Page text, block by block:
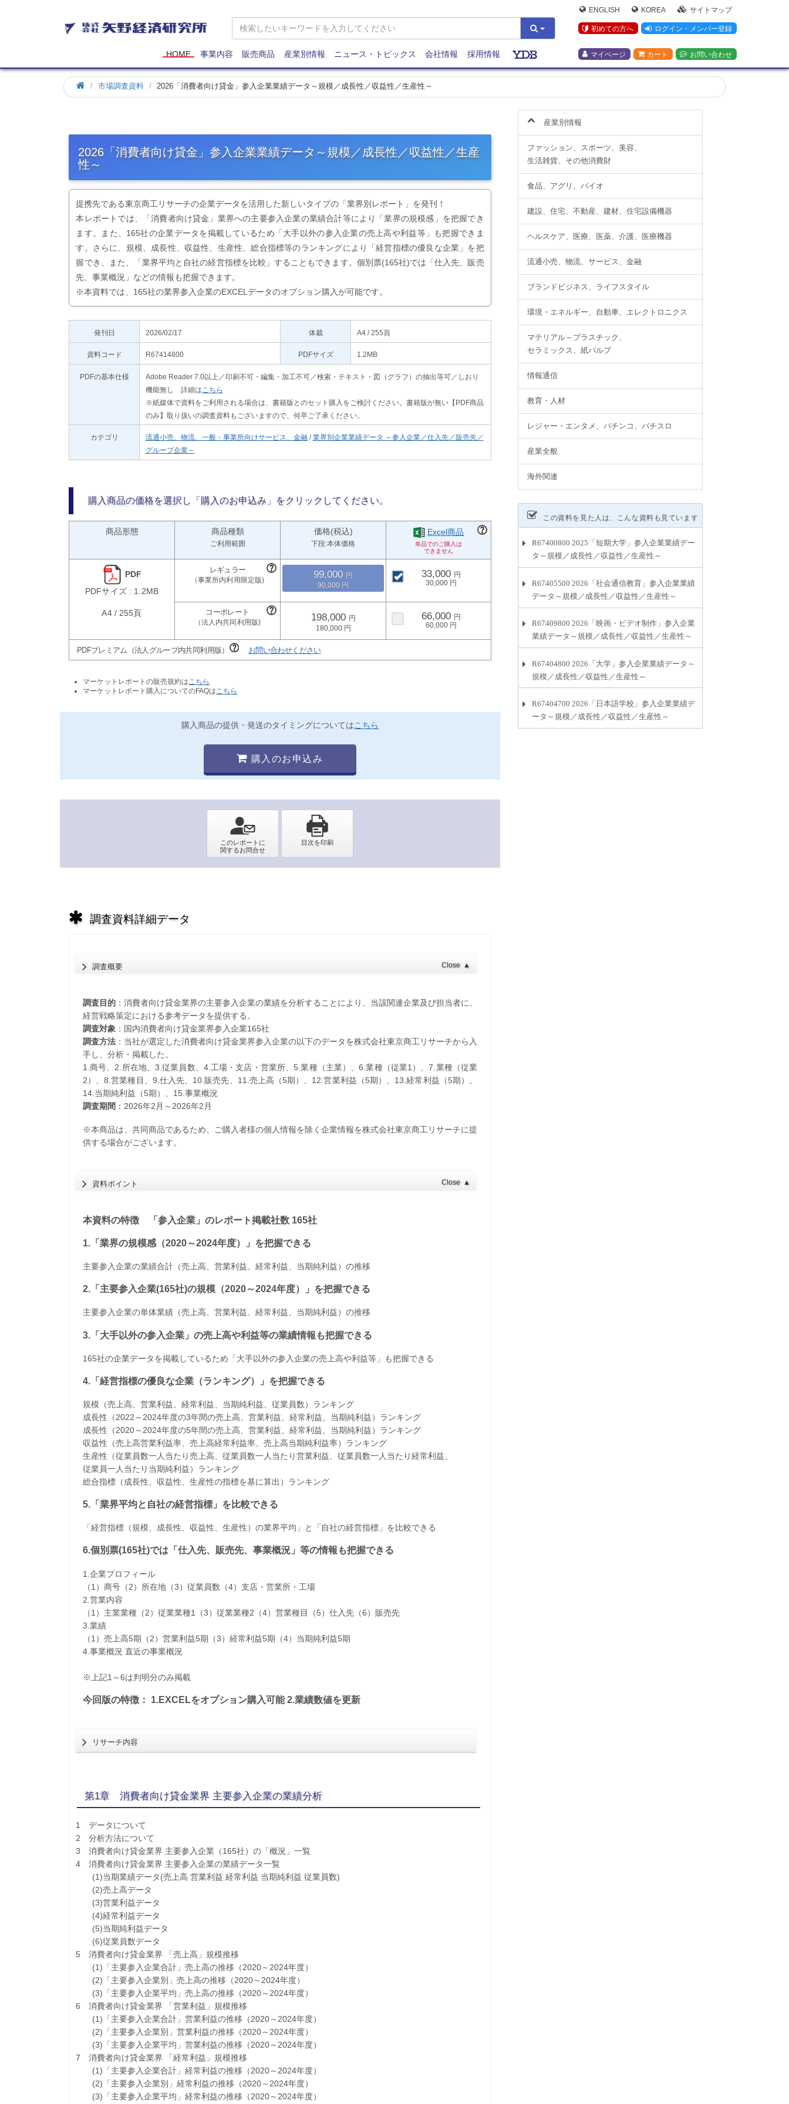
矢
野
研
究
所
ENGLISH KOREA サイトマップ
初めての方へ ログイン・メンバー登録
マイページ カート お問い合わせ
HOME 事業内容 販売商品 産業別情報 ニュース・トピックス 会社情報 採用情報
市場調査資料 2026「消費者向け貸金」参入企業業績データ～規模／成長性／収益性／生産性～
2026「消費者向け貸金」参入企業業績データ～規模／成長性／収益性／生産
性～
提携先である東京商工リサーチの企業データを活用した新しいタイプの「業界別レポート」を発刊！
本レポートでは、「消費者向け貸金」業界への主要参入企業の業績合計等により「業界の規模感」を把握でき
ます。また、165社の企業データを掲載しているため「大手以外の参入企業の売上高や利益等」も把握できま
す。さらに、規模、成長性、収益性、生産性、総合指標等のランキングにより「経営指標の優良な企業」を把
握でき、また、「業界平均と自社の経営指標を比較」することもできます。個別票(165社)では「仕入先、販売
先、事業概況」などの情報も把握できます。
※本資料では、165社の業界参入企業のEXCELデータのオプション購入が可能です。
発刊日 2026/02/17 体裁 A4 / 255頁
資料コード R67414800 PDFサイズ 1.2MB
PDFの基本仕様
Adobe Reader 7.0以上／印刷不可・編集・加工不可／検索・テキスト・図（グラフ）の抽出等可／しおり
機能無し 詳細は こちら
※紙媒体で資料をご利用される場合は、書籍版とのセット購入をご検討ください。書籍版が無い【PDF商品
のみ】取り扱いの調査資料もございますので、何卒ご了承ください。
カテゴリ 流通小売、物流、一般・事業所向けサービス、金融/業界別企業業績データ ～参入企業／仕入先／販売先／
グループ企業～
購入商品の価格を選択し「購入のお申込み」をクリックしてください。
商品形態 商品種類
ご利用範囲
価格(税込)
下段:本体価格
Excel商品
PDF
PDFサイズ : 1.2MB
99,000
90,000
33,000
30,000
A4 / 255頁 198,000
180,000
66,000
60,000
PDFプレミアム（法人グループ内共同利用版） お問い合わせください
マーケットレポートの販売規約は こちら
マーケットレポート購入についてのFAQは こちら
購入商品の提供・発送のタイミングについてはこちら
購入のお申込み
調査資料詳細データ
調査概要 Close ▲
調査目的：消費者向け貸金業界の主要参入企業の業績を分析することにより、当該関連企業及び担当者に、
経営戦略策定における参考データを提供する。
調査対象：国内消費者向け貸金業界参入企業165社
調査方法：当社が選定した消費者向け貸金業界参入企業の以下のデータを株式会社東京商工リサーチから入
手し、分析・掲載した。
1.商号、2.所在地、3.従業員数、4.工場・支店・営業所、5.業種（主業）、6.業種（従業1）、7.業種（従業
2）、8.営業種目、9.仕入先、10.販売先、11.売上高（5期）、12.営業利益（5期）、13.経常利益（5期）、
14.当期純利益（5期）、15.事業概況
調査期間 ：2026年2月～2026年2月
※本商品は、共同商品であるため、ご購入者様の個人情報を除く企業情報を株式会社東京商工リサーチに提
供する場合がございます。
資料ポイント Close ▲
本資料の特徴 「参入企業」のレポート掲載社数 165社
1.「業界の規模感（2020～2024年度）」を把握できる
主要参入企業の業績合計（売上高、営業利益、経常利益、当期純利益）の推移
2.「主要参入企業(165社)の規模（2020～2024年度）」を把握できる
主要参入企業の単体業績（売上高、営業利益、経常利益、当期純利益）の推移
3.「大手以外の参入企業」の売上高や利益等の業績情報も把握できる
165社の企業データを掲載しているため「大手以外の参入企業の売上高や利益等」も把握できる
4.「経営指標の優良な企業（ランキング）」を把握できる
規模（売上高、営業利益、経常利益、当期純利益、従業員数）ランキング
成長性（2022～2024年度の3年間の売上高、営業利益、経常利益、当期純利益）ランキング
成長性（2020～2024年度の5年間の売上高、営業利益、経常利益、当期純利益）ランキング
収益性（売上高営業利益率、売上高経常利益率、売上高当期純利益率）ランキング
生産性（従業員数一人当たり売上高、従業員数一人当たり営業利益、従業員数一人当たり経常利益、
従業員一人当たり当期純利益）ランキング
​総合指標（成長性、収益性、生産性の指標を基に算出）ランキング
5.「業界平均と自社の経営指標」を比較できる
「経営指標（規模、成長性、収益性、生産性）の業界平均」と「自社の経営指標」を比較できる
6.個別票(165社)では「仕入先、販売先、事業概況」等の情報も把握できる
1.企業プロフィール
（1）商号（2）所在地（3）従業員数（4）支店・営業所・工場
2.営業内容
（1）主業業種（2）従業業種1（3）従業業種2（4）営業種目（5）仕入先（6）販売先
3.業績
（1）売上高5期（2）営業利益5期（3）経常利益5期（4）当期純利益5期
4.事業概況 直近の事業概況
※上記1～6は判明分のみ掲載
今回版の特徴： 1.EXCELをオプション購入可能 2.業績数値を更新
リサーチ内容
第1章 消費者向け貸金業界 主要参入企業の業績分析
1 データについて
2 分析方法について
3 消費者向け貸金業界 主要参入企業（165社）の「概況」一覧
4 消費者向け貸金業界 主要参入企業の業績データ一覧
(1)当期業績データ(売上高 営業利益 経常利益 当期純利益 従業員数)
(2)売上高データ
(3)営業利益データ
(4)経常利益データ
(5)当期純利益データ
(6)従業員数データ
5 消費者向け貸金業界 「売上高」規模推移
(1)「主要参入企業合計」売上高の推移（2020～2024年度）
(2)「主要参入企業別」売上高の推移（2020～2024年度）
(3)「主要参入企業平均」売上高の推移（2020～2024年度）
6 消費者向け貸金業界 「営業利益」規模推移
(1)「主要参入企業合計」営業利益の推移（2020～2024年度）
(2)「主要参入企業別」営業利益の推移（2020～2024年度）
(3)「主要参入企業平均」営業利益の推移（2020～2024年度）
7 消費者向け貸金業界 「経常利益」規模推移
(1)「主要参入企業合計」経常利益の推移（2020～2024年度）
(2)「主要参入企業別」経常利益の推移（2020～2024年度）
(3)「主要参入企業平均」経常利益の推移（2020～2024年度）
産業別情報
ファッション、スポーツ、美容、
生活雑貨、その他消費財
食品、アグリ、バイオ
建設、住宅、不動産、建材、住宅設備機器
ヘルスケア、医療、医薬、介護、医療機器
流通小売、物流、サービス、金融
ブランドビジネス、ライフスタイル
環境・エネルギー、自動車、エレクトロニクス
マテリアル～プラスチック、
セラミックス、紙パルプ
情報通信
教育・人材
レジャー・エンタメ、パチンコ、パチスロ
産業全般
海外関連
この資料を見た人は、こんな資料も見ています
R67400800 2025「短期大学」参入企業業績デー
タ～規模／成長性／収益性／生産性～
R67405500 2026「社会通信教育」参入企業業績
データ～規模／成長性／収益性／生産性～
R67409800 2026「映画・ビデオ制作」参入企業
業績データ～規模／成長性／収益性／生産性～
R67404800 2026「大学」参入企業業績データ～
規模／成長性／収益性／生産性～
R67404700 2026「日本語学校」参入企業業績デ
ータ～規模／成長性／収益性／生産性～